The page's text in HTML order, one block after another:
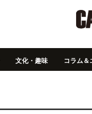
文化・趣味 コラム＆